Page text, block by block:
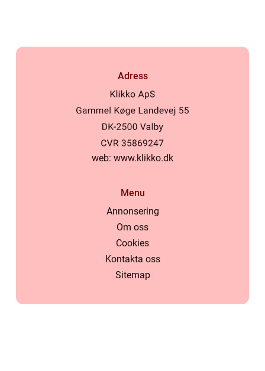
Adress
web: www.klikko.dk
Menu
Annonsering
Om oss
Cookies
Kontakta oss
Sitemap